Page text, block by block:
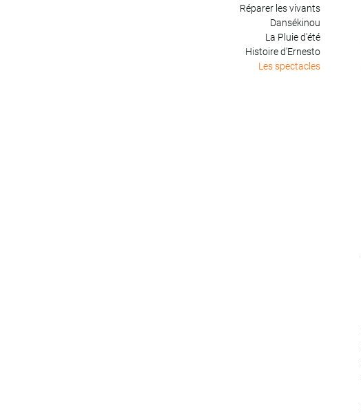
Réparer les vivants
Dansékinou
La Pluie d'été
Histoire d’Ernesto
Les spectacles